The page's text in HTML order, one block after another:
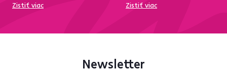
Zistiť viac
Zistiť viac
Newsletter